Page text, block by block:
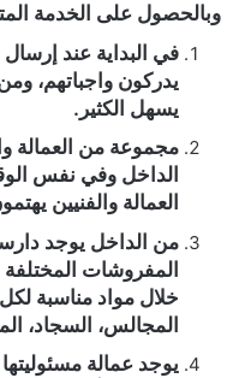
وبالحصول على الخدمة
في البداية عند
يدركون واجباتهم،
يسهل الكثير.
مجموعة من العمالة
الداخل وفي نفس
العمالة والفنيين
من الداخل يوجد
المفروشات المختلفة
خلال مواد مناسبة
المجالس، السجاد،
يوجد عمالة